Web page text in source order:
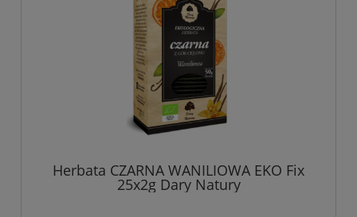
Herbata CZARNA WANILIOWA EKO Fix
25x2g Dary Natury